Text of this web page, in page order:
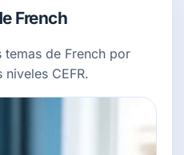
French
temas de French por
CEFR.